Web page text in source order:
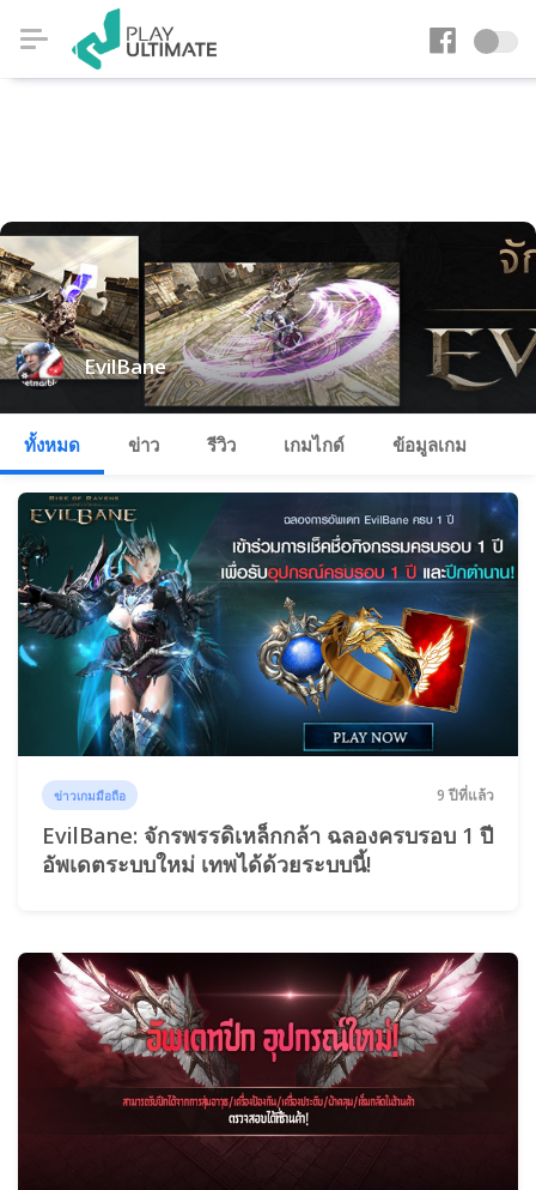
EvilBane
ทั้งหมด ข่าว รีวิว เกมไกด์ ข้อมูลเกม
ข่าวเกมมือถือ 9 ปีที่แล้ว
EvilBane: จักรพรรดิเหล็กกล้า ฉลองครบรอบ 1 ปี
อัพเดตระบบใหม่ เทพได้ด้วยระบบนี้!